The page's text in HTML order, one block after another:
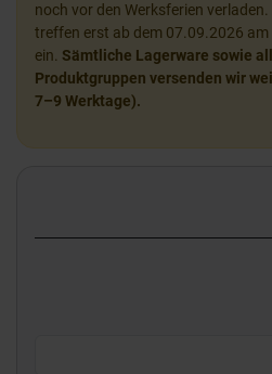
noch vor den Werksferien
treffen erst ab dem 07.09.2026 am
ein. Sämtliche Lagerware sowie
Produktgruppen versenden wir
7–9 Werktage).